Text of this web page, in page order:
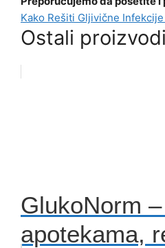
Kako Rešiti Gljivične
Ostali
GlukoNorm
apotekama,